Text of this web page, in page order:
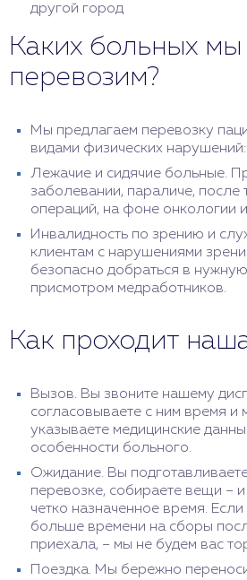
другой город
Каких больных мы
перевозим?
Мы предлагаем перевозку
видами физических нарушений:
Лежачие и сидячие больные.
заболевании, параличе, после
операций, на фоне онкологии
Инвалидность по зрению и
клиентам с нарушениями
безопасно добраться в
присмотром медработников.
Как проходит
Вызов. Вы звоните нашему
согласовываете с ним время и
указываете медицинские
особенности больного.
Ожидание. Вы
перевозке, собираете вещи –
четко назначенное время.
больше времени на сборы
приехала, – мы не будем вас
Поездка. Мы бережно